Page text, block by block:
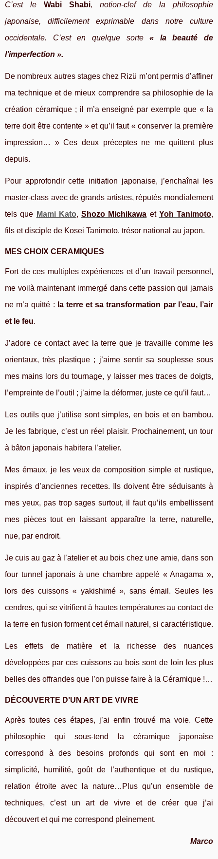
C’est le Wabi Shabi, notion-clef de la philosophie
japonaise, difficilement exprimable dans notre culture
occidentale. C’est en quelque sorte« la beauté de
l’imperfection ».
De nombreux autres stages chez Rizü m’ont permis d’affiner
ma technique et de mieux comprendre sa philosophie de la
création céramique ; il m’a enseigné par exemple que « la
terre doit être contente » et qu’il faut « conserver la première
impression… » Ces deux préceptes ne me quittent plus
depuis.
Pour approfondir cette initiation japonaise, j’enchaînai les
master-class avec de grands artistes, réputés mondialement
tels que Mami Kato, Shozo Michikawa et Yoh Tanimoto,
fils et disciple de Kosei Tanimoto, trésor national au japon.
MES CHOIX CERAMIQUES
Fort de ces multiples expériences et d’un travail personnel,
me voilà maintenant immergé dans cette passion qui jamais
ne m’a quitté : la terre et sa transformation par l’eau, l’air
et le feu.
J’adore ce contact avec la terre que je travaille comme les
orientaux, très plastique ; j’aime sentir sa souplesse sous
mes mains lors du tournage, y laisser mes traces de doigts,
l’empreinte de l’outil ; j’aime la déformer, juste ce qu’il faut…
Les outils que j’utilise sont simples, en bois et en bambou.
Je les fabrique, c’est un réel plaisir. Prochainement, un tour
à bâton japonais habitera l’atelier.
Mes émaux, je les veux de composition simple et rustique,
inspirés d’anciennes recettes. Ils doivent être séduisants à
mes yeux, pas trop sages surtout, il faut qu’ils embellissent
mes pièces tout en laissant apparaître la terre, naturelle,
nue, par endroit.
Je cuis au gaz à l’atelier et au bois chez une amie, dans son
four tunnel japonais à une chambre appelé « Anagama »,
lors des cuissons « yakishimé », sans émail. Seules les
cendres, qui se vitrifient à hautes températures au contact de
la terre en fusion forment cet émail naturel, si caractéristique.
Les effets de matière et la richesse des nuances
développées par ces cuissons au bois sont de loin les plus
belles des offrandes que l’on puisse faire à la Céramique !…
DÉCOUVERTE D’UN ART DE VIVRE
Après toutes ces étapes, j’ai enfin trouvé ma voie. Cette
philosophie qui sous-tend la céramique japonaise
correspond à des besoins profonds qui sont en moi :
simplicité, humilité, goût de l’authentique et du rustique,
relation étroite avec la nature…Plus qu’un ensemble de
techniques, c’est un art de vivre et de créer que j’ai
découvert et qui me correspond pleinement.
Marco